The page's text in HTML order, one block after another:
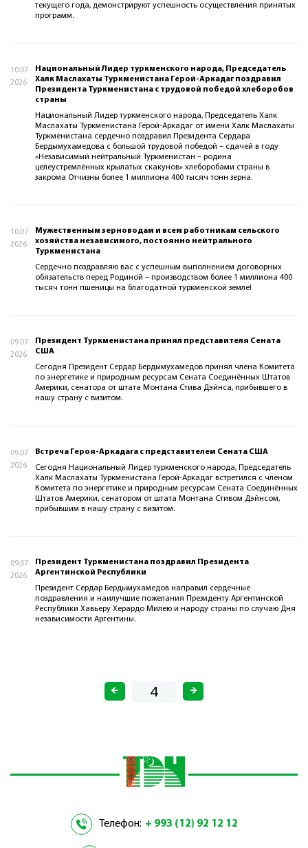
текущего года, демонстрируют успешность осуществления принятых
программ.
10.07
2026
Национальный Лидер туркменского народа, Председатель
Халк Маслахаты Туркменистана Герой-Аркадаг поздравил
Президента Туркменистана с трудовой победой хлеборобов
страны
Национальный Лидер туркменского народа, Председатель Халк
Маслахаты Туркменистана Герой-Аркадаг от имени Халк Маслахаты
Туркменистана сердечно поздравил Президента Сердара
Бердымухамедова с большой трудовой победой – сдачей в году
«Независимый нейтральный Туркменистан – родина
целеустремлённых крылатых скакунов» хлеборобами страны в
закрома Отчизны более 1 миллиона 400 тысяч тонн зерна.
10.07
2026
Мужественным зерноводам и всем работникам сельского
хозяйства независимого, постоянно нейтрального
Туркменистана
Сердечно поздравляю вас с успешным выполнением договорных
обязательств перед Родиной – производством более 1 миллиона 400
тысяч тонн пшеницы на благодатной турк­менской земле!
09.07
2026
Президент Туркменистана принял представителя Сената
США
Сегодня Президент Сердар Бердымухамедов принял члена Комитета
по энергетике и природным ресурсам Сената Соединённых Штатов
Америки, сенатора от штата Монтана Стива Дэйнса, прибывшего в
нашу страну с визитом.
09.07
2026
Встреча Героя-Аркадага с представителем Сената США
Сегодня Национальный Лидер туркменского народа, Председатель
Халк Маслахаты Туркменистана Герой-Аркадаг встретился с членом
Комитета по энергетике и природным ресурсам Сената Соединённых
Штатов Америки, сенатором от штата Монтана Стивом Дэйнсом,
прибывшим в нашу страну с визитом.
09.07
2026
Президент Туркменистана поздравил Президента
Аргентинской Республики
Президент Сердар Бердымухамедов направил сердечные
поздравления и наилучшие пожелания Президенту Аргентинской
Республики Хавьеру Херардо Милею и народу страны по случаю Дня
независимости Аргентины.
Телефон: + 993 (12) 92 12 12